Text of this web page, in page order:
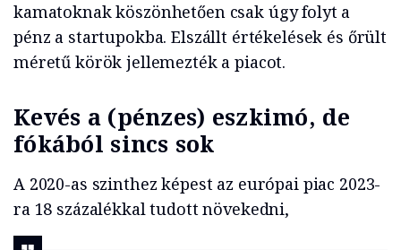
kamatoknak köszönhetően csak úgy folyt a
pénz a startupokba. Elszállt értékelések és őrült
méretű körök jellemezték a piacot.
Kevés a (pénzes) eszkimó, de
fókából sincs sok
A 2020-as szinthez képest az európai piac 2023-
ra 18 százalékkal tudott növekedni,